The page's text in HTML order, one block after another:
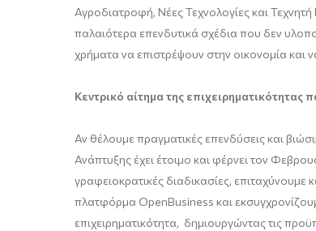
Αγροδιατροφή, Νέες Τεχνολογίες και
παλαιότερα επενδυτικά σχέδια που δεν
χρήματα να επιστρέψουν στην οικονομία και
Κεντρικό αίτημα της
Αν θέλουμε πραγματικές επενδύσεις και
Ανάπτυξης έχει έτοιμο και φέρνει τον
γραφειοκρατικές διαδικασίες,
πλατφόρμα OpenBusiness και
επιχειρηματικότητα, δημιουργώντας τις